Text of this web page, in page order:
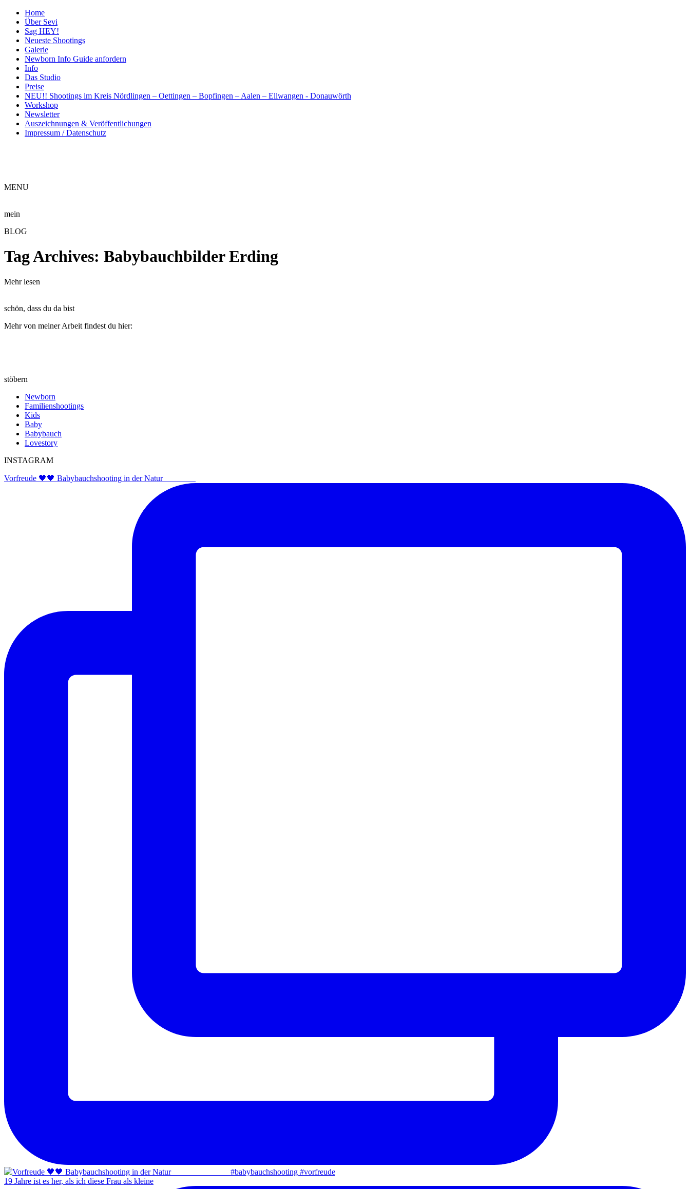
Home
Über Sevi
Sag HEY!
Neueste Shootings
Galerie
Newborn Info Guide anfordern
Info
Das Studio
Preise
NEU!! Shootings im Kreis Nördlingen – Oettingen – Bopfingen – Aalen – Ellwangen - Donauwörth
Workshop
Newsletter
Auszeichnungen & Veröffentlichungen
Impressum / Datenschutz
MENU
mein
BLOG
Tag Archives: Babybauchbilder Erding
Mehr lesen
schön, dass du da bist
Mehr von meiner Arbeit findest du hier:
stöbern
Newborn
Familienshootings
Kids
Baby
Babybauch
Lovestory
INSTAGRAM
Vorfreude 🖤🖤 Babybauchshooting in der Natur ⠀⠀⠀⠀⠀
19 Jahre ist es her, als ich diese Frau als kleine